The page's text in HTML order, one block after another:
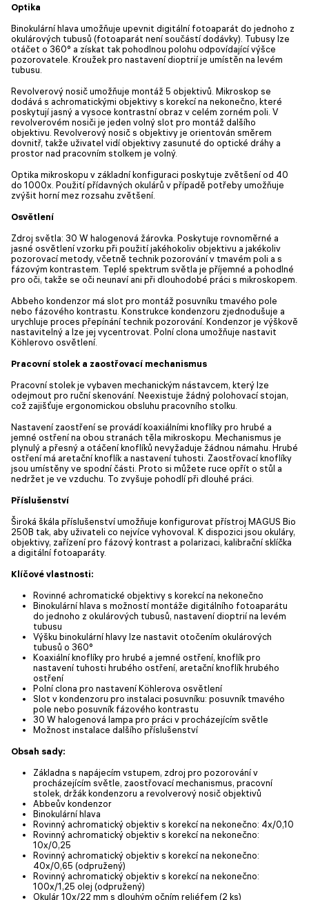
Optika
Binokulární hlava umožňuje upevnit digitální fotoaparát do jednoho z
okulárových tubusů (fotoaparát není součástí dodávky). Tubusy lze
otáčet o 360° a získat tak pohodlnou polohu odpovídající výšce
pozorovatele. Kroužek pro nastavení dioptrií je umístěn na levém
tubusu.
Revolverový nosič umožňuje montáž 5 objektivů. Mikroskop se
dodává s achromatickými objektivy s korekcí na nekonečno, které
poskytují jasný a vysoce kontrastní obraz v celém zorném poli. V
revolverovém nosiči je jeden volný slot pro montáž dalšího
objektivu. Revolverový nosič s objektivy je orientován směrem
dovnitř, takže uživatel vidí objektivy zasunuté do optické dráhy a
prostor nad pracovním stolkem je volný.
Optika mikroskopu v základní konfiguraci poskytuje zvětšení od 40
do 1000x. Použití přídavných okulárů v případě potřeby umožňuje
zvýšit horní mez rozsahu zvětšení.
Osvětlení
Zdroj světla: 30 W halogenová žárovka. Poskytuje rovnoměrné a
jasné osvětlení vzorku při použití jakéhokoliv objektivu a jakékoliv
pozorovací metody, včetně technik pozorování v tmavém poli a s
fázovým kontrastem. Teplé spektrum světla je příjemné a pohodlné
pro oči, takže se oči neunaví ani při dlouhodobé práci s mikroskopem.
Abbeho kondenzor má slot pro montáž posuvníku tmavého pole
nebo fázového kontrastu. Konstrukce kondenzoru zjednodušuje a
urychluje proces přepínání technik pozorování. Kondenzor je výškově
nastavitelný a lze jej vycentrovat. Polní clona umožňuje nastavit
Köhlerovo osvětlení.
Pracovní stolek a zaostřovací mechanismus
Pracovní stolek je vybaven mechanickým nástavcem, který lze
odejmout pro ruční skenování. Neexistuje žádný polohovací stojan,
což zajišťuje ergonomickou obsluhu pracovního stolku.
Nastavení zaostření se provádí koaxiálními knoflíky pro hrubé a
jemné ostření na obou stranách těla mikroskopu. Mechanismus je
plynulý a přesný a otáčení knoflíků nevyžaduje žádnou námahu. Hrubé
ostření má aretační knoflík a nastavení tuhosti. Zaostřovací knoflíky
jsou umístěny ve spodní části. Proto si můžete ruce opřít o stůl a
nedržet je ve vzduchu. To zvyšuje pohodlí při dlouhé práci.
Příslušenství
Široká škála příslušenství umožňuje konfigurovat přístroj MAGUS Bio
250B tak, aby uživateli co nejvíce vyhovoval. K dispozici jsou okuláry,
objektivy, zařízení pro fázový kontrast a polarizaci, kalibrační sklíčka
a digitální fotoaparáty.
Klíčové vlastnosti:
Rovinné achromatické objektivy s korekcí na nekonečno
Binokulární hlava s možností montáže digitálního fotoaparátu
do jednoho z okulárových tubusů, nastavení dioptrií na levém
tubusu
Výšku binokulární hlavy lze nastavit otočením okulárových
tubusů o 360°
Koaxiální knoflíky pro hrubé a jemné ostření, knoflík pro
nastavení tuhosti hrubého ostření, aretační knoflík hrubého
ostření
Polní clona pro nastavení Köhlerova osvětlení
Slot v kondenzoru pro instalaci posuvníku: posuvník tmavého
pole nebo posuvník fázového kontrastu
30 W halogenová lampa pro práci v procházejícím světle
Možnost instalace dalšího příslušenství
Obsah sady:
Základna s napájecím vstupem, zdroj pro pozorování v
procházejícím světle, zaostřovací mechanismus, pracovní
stolek, držák kondenzoru a revolverový nosič objektivů
Abbeův kondenzor
Binokulární hlava
Rovinný achromatický objektiv s korekcí na nekonečno: 4x/0,10
Rovinný achromatický objektiv s korekcí na nekonečno:
10x/0,25
Rovinný achromatický objektiv s korekcí na nekonečno:
40x/0,65 (odpružený)
Rovinný achromatický objektiv s korekcí na nekonečno:
100x/1,25 olej (odpružený)
Okulár 10x/22 mm s dlouhým očním reliéfem (2 ks)